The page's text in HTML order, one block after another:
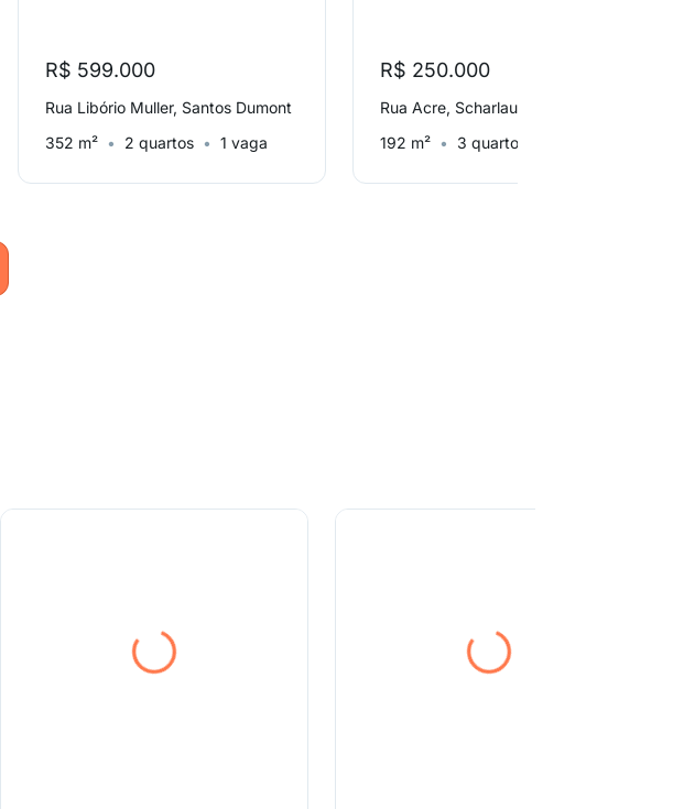
R$ 599.000
Rua Libório Muller, Santos Dumont
352 m²
2 quartos 1 vaga
R$ 250.000
Rua Acre, Scharlau
192 m²
3 quartos